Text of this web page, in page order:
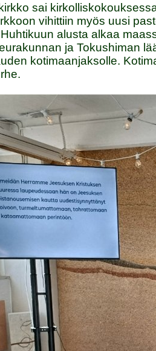
sai
vihittiin myös uusi
alusta alkaa
ja Tokushiman
kotimaanjaksolle.